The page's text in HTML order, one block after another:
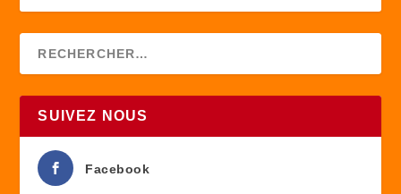
SUIVEZ NOUS
Facebook